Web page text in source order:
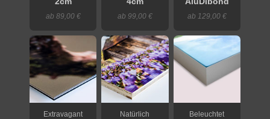
ab 89,00 € ab 99,00 € ab 129,00 €
Extravagant Natürlich Beleuchtet